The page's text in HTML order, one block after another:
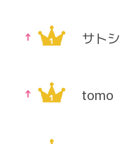
サトシ
tomo